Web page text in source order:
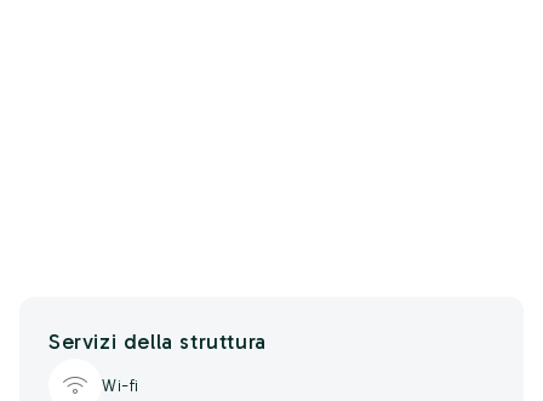
Servizi della struttura
Wi-fi